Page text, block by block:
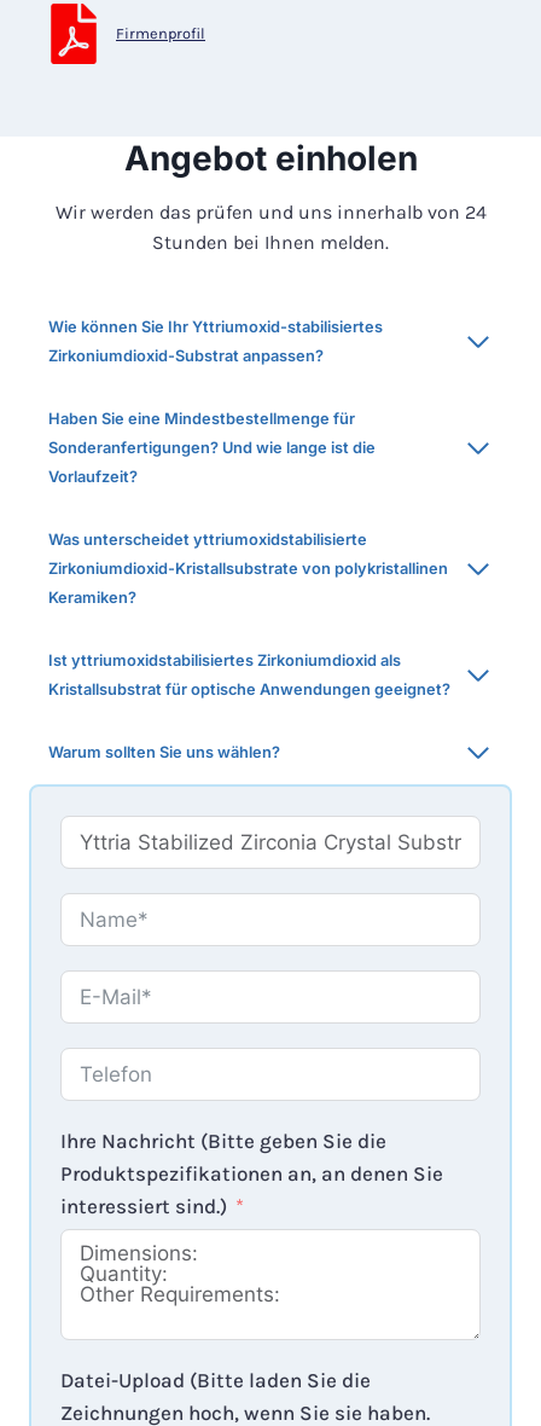
Firmenprofil
Angebot einholen
Wir werden das prüfen und uns innerhalb von 24
Stunden bei Ihnen melden.
Wie können Sie Ihr Yttriumoxid-stabilisiertes
Zirkoniumdioxid-Substrat anpassen?
Haben Sie eine Mindestbestellmenge für
Sonderanfertigungen? Und wie lange ist die
Vorlaufzeit?
Was unterscheidet yttriumoxidstabilisierte
Zirkoniumdioxid-Kristallsubstrate von polykristallinen
Keramiken?
Ist yttriumoxidstabilisiertes Zirkoniumdioxid als
Kristallsubstrat für optische Anwendungen geeignet?
Warum sollten Sie uns wählen?
Ihre Nachricht (Bitte geben Sie die
Produktspezifikationen an, an denen Sie
interessiert sind.)
Datei-Upload (Bitte laden Sie die
Zeichnungen hoch, wenn Sie sie haben.